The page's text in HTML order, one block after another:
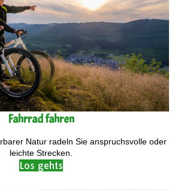
Fahrrad fahren
Natur radeln Sie anspruchsvolle oder
leichte Strecken.
Los gehts